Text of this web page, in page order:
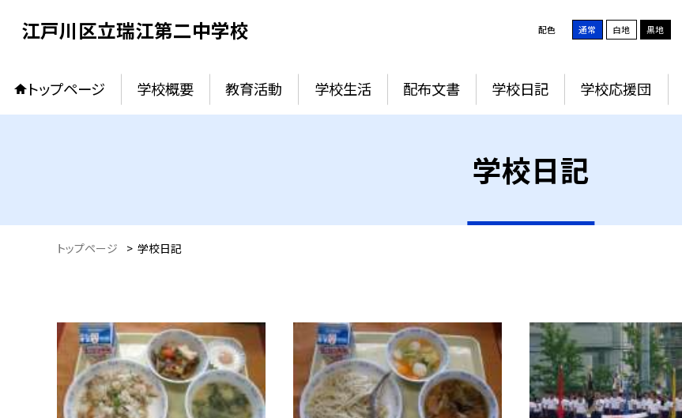
江戸川区立瑞江第二中学校 配色 通常 白地 黒地
トップページ 学校概要 教育活動 学校生活 配布文書 学校日記 学校応援団
学校日記
トップページ > 学校日記